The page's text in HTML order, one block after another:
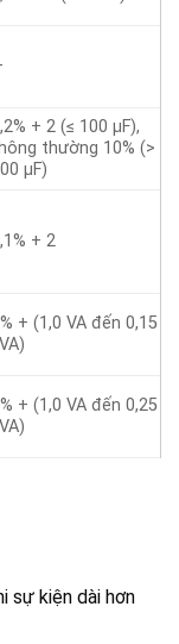
+ 2 (≤ 100 μF),
thường 10% (>
μF)
+ 2
+ (1,0 VA đến 0,15
+ (1,0 VA đến 0,25
sự kiện dài hơn